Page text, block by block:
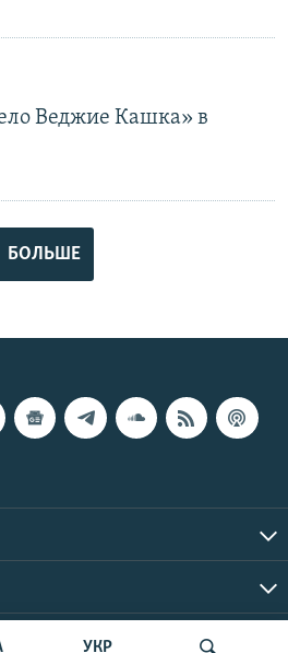
УКР
Веджие Кашка» в
БОЛЬШЕ
2026 | Все права защищены.